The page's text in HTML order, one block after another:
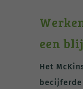
een
Het
becijferde